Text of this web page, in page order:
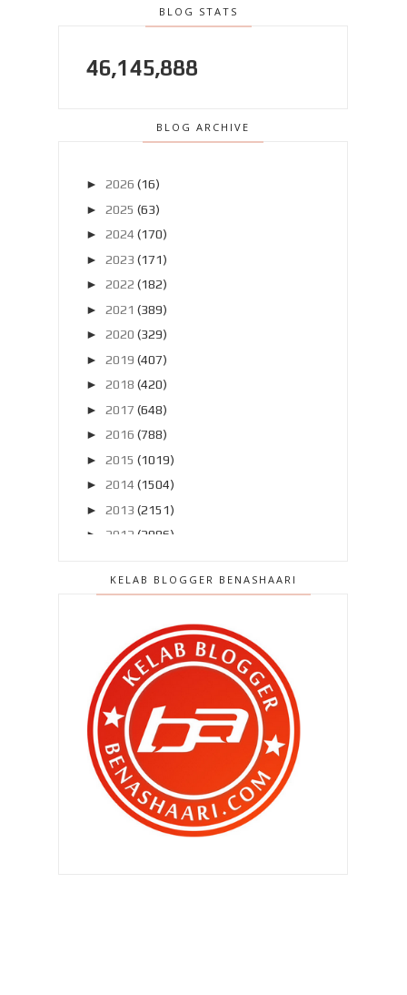
BLOG STATS
46,145,888
BLOG ARCHIVE
► 2026 (16)
► 2025 (63)
► 2024 (170)
► 2023 (171)
► 2022 (182)
► 2021 (389)
► 2020 (329)
► 2019 (407)
► 2018 (420)
► 2017 (648)
► 2016 (788)
► 2015 (1019)
► 2014 (1504)
► 2013 (2151)
► 2012 (2986)
2010(4406)
November 2010(502)
Arghh.. camana blog diorg ni boleh
best ??
Bagaimana aku target trafik aku
setiap hari ?
Yesss ... tapi noooooo !!!
Tiada istilah ketuanan Melayu dalam
Perlembagaan
KELAB BLOGGER BENASHAARI